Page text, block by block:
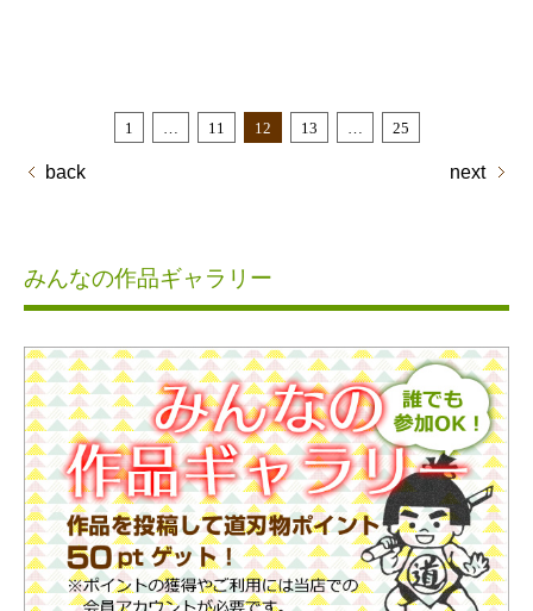
back
1 11 12 13 25
next
みんなの作品ギャラリー